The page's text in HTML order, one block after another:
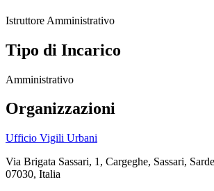
Istruttore Amministrativo
Tipo di Incarico
Amministrativo
Organizzazioni
Ufficio Vigili Urbani
Via Brigata Sassari, 1, Cargeghe, Sassari,
07030, Italia